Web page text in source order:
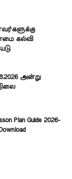
கல்வி
அன்று
Plan Guide 2026-